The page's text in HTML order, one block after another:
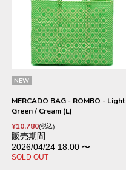
NEW
MERCADO BAG - ROMBO - Light
Green / Cream (L)
¥10,780 税込
販売期間
2026/04/24 18:00 〜
SOLD OUT